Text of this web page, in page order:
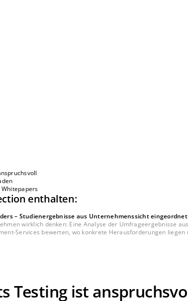
enthalten:
– Studienergebnisse aus Unternehmenssicht eingeordnet
wirklich denken: Eine Analyse der Umfrageergebnisse
Services bewerten, wo konkrete Herausforderungen
Testing ist